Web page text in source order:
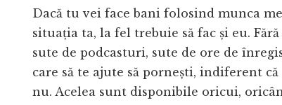
Dacă tu vei face bani folosind munca
situația ta, la fel trebuie să fac și eu.
sute de podcasturi, sute de ore de
care să te ajute să pornești, indiferent
nu. Acelea sunt disponibile oricui,